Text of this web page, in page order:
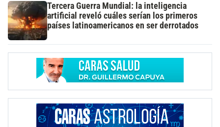
Tercera Guerra Mundial: la inteligencia
artificial reveló cuáles serían los primeros
países latinoamericanos en ser derrotados